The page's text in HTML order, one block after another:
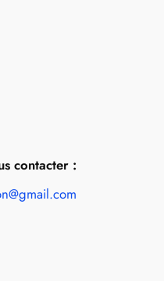
contacter :